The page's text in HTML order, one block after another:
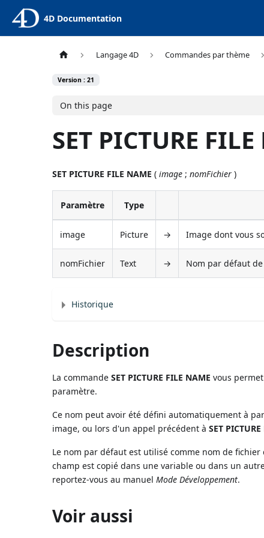
4D Documentation
Langage 4D Commandes par thème
Version : 21
On this page
SET PICTURE
SET PICTURE FILE NAME (image ;nomFichier )
Paramètre Type
image Picture → Image dont vous
nomFichier Text → Nom par défaut de
Historique
Description
La commandeSET PICTURE FILE NAME vous
paramètre.
Ce nom peut avoir été défini automatiquement à
image, ou lors d'un appel précédent àSET
Le nom par défaut est utilisé comme nom de fichier
champ est copié dans une variable ou dans un
reportez-vous au manuelMode Développement.
Voir aussi